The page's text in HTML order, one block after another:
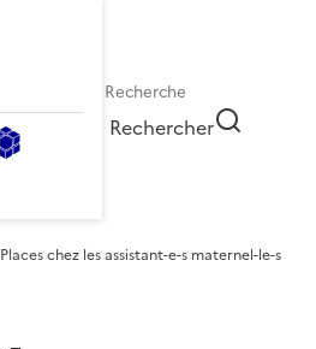
Rechercher
Places chez les assistant-e-s maternel-le-s